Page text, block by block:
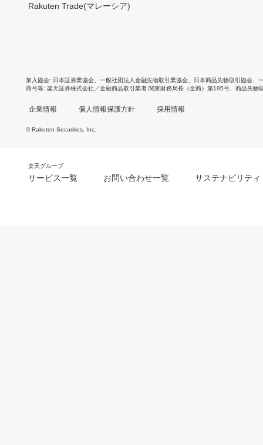
Rakuten Trade(マレーシア)
加入協会 日本証券業協会 一般社団法人金融先物取引業協会 日本商品先物取引協会
商号等 楽天証券株式会社／金融商品取引業者 関東財務局長（金商）第195号、商品先物
企業情報 個人情報保護方針 採用情報
© Rakuten Securities, Inc.
楽天グループ
サービス一覧 お問い合わせ一覧 サステナビリティ